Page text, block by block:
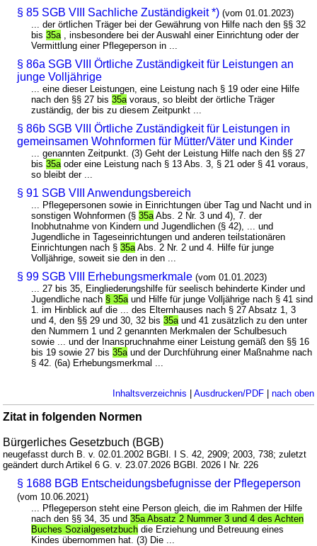
§ 85 SGB VIII Sachliche Zuständigkeit *) (vom 01.01.2023)
... der örtlichen Träger bei der Gewährung von Hilfe nach den §§ 32
bis35a , insbesondere bei der Auswahl einer Einrichtung oder der
Vermittlung einer Pflegeperson in ...
§ 86a SGB VIII Örtliche Zuständigkeit für Leistungen an
junge Volljährige
... eine dieser Leistungen, eine Leistung nach § 19 oder eine Hilfe
nach den §§ 27 bis35a voraus, so bleibt der örtliche Träger
zuständig, der bis zu diesem Zeitpunkt ...
§ 86b SGB VIII Örtliche Zuständigkeit für Leistungen in
gemeinsamen Wohnformen für Mütter/Väter und Kinder
... genannten Zeitpunkt. (3) Geht der Leistung Hilfe nach den §§ 27
bis35a oder eine Leistung nach § 13 Abs. 3, § 21 oder § 41 voraus,
so bleibt der ...
§ 91 SGB VIII Anwendungsbereich
... Pflegepersonen sowie in Einrichtungen über Tag und Nacht und in
sonstigen Wohnformen (§35a Abs. 2 Nr. 3 und 4), 7. der
Inobhutnahme von Kindern und Jugendlichen (§ 42), ... und
Jugendliche in Tageseinrichtungen und anderen teilstationären
Einrichtungen nach §35a Abs. 2 Nr. 2 und 4. Hilfe für junge
Volljährige, soweit sie den in den ...
§ 99 SGB VIII Erhebungsmerkmale (vom 01.01.2023)
... 27 bis 35, Eingliederungshilfe für seelisch behinderte Kinder und
Jugendliche nach § 35a und Hilfe für junge Volljährige nach § 41 sind
1. im Hinblick auf die ... des Elternhauses nach § 27 Absatz 1, 3
und 4, den §§ 29 und 30, 32 bis35a und 41 zusätzlich zu den unter
den Nummern 1 und 2 genannten Merkmalen der Schulbesuch
sowie ... und der Inanspruchnahme einer Leistung gemäß den §§ 16
bis 19 sowie 27 bis35a und der Durchführung einer Maßnahme nach
§ 42. (6a) Erhebungsmerkmal ...
Inhaltsverzeichnis | Ausdrucken/PDF| nach oben
Zitat in folgenden Normen
Bürgerliches Gesetzbuch (BGB)
neugefasst durch B. v. 02.01.2002 BGBl. I S. 42, 2909; 2003, 738; zuletzt
geändert durch Artikel 6 G. v. 23.07.2026 BGBl. 2026 I Nr. 226
§ 1688 BGB Entscheidungsbefugnisse der Pflegeperson
(vom 10.06.2021)
... Pflegeperson steht eine Person gleich, die im Rahmen der Hilfe
nach den §§ 34, 35 und35a Absatz 2 Nummer 3 und 4 des Achten
Buches Sozialgesetzbuch die Erziehung und Betreuung eines
Kindes übernommen hat. (3) Die ...